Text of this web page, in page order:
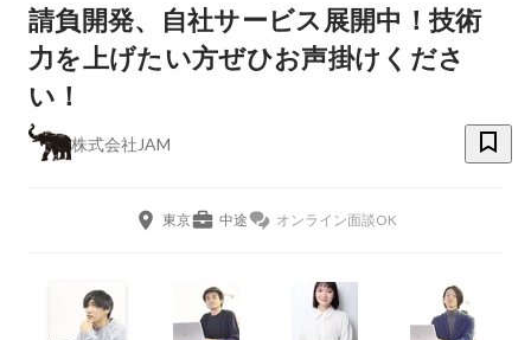
請負開発、自社サービス展開中！技術
力を上げたい方ぜひお声掛けくださ
い！
株式会社JAM
東京 中途 オンライン面談OK